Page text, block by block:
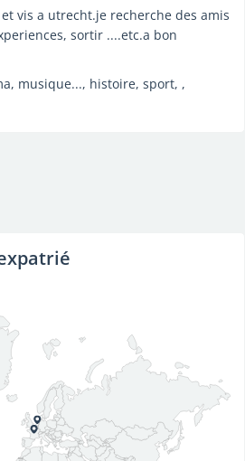
vis a utrecht.je recherche des amis
sortir ....etc.a bon
musique..., histoire, sport, ,